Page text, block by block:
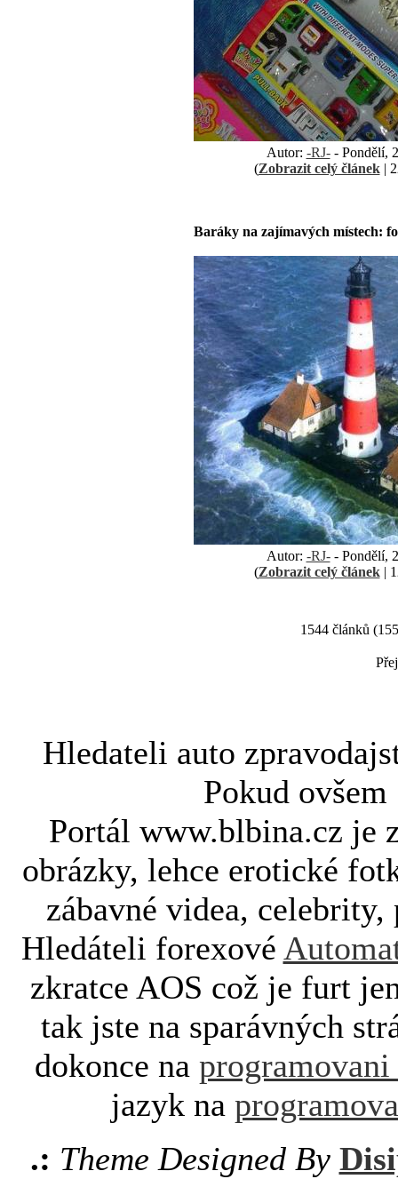
Autor: -RJ-- Pondělí,
(Zobrazit celý článek|
Baráky na zajímavých místech:
Autor: -RJ-- Pondělí,
(Zobrazit celý článek|
1544 článků
Hledateli auto
Pokud
Portál www.blbina.cz je
obrázky, lehce erotické
zábavné videa,
Hledáteli forexové
zkratce AOS což je furt
tak jste na sparávných
dokonce na programovani
jazyk na
.: Theme Designed By